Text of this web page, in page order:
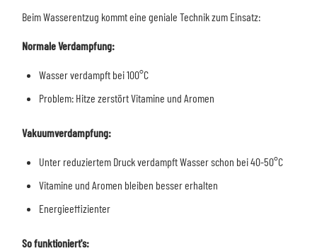
Beim Wasserentzug kommt eine geniale Technik zum Einsatz:
Normale Verdampfung:
Wasser verdampft bei 100°C
Problem: Hitze zerstört Vitamine und Aromen
Vakuumverdampfung:
Unter reduziertem Druck verdampft Wasser schon bei 40-50°C
Vitamine und Aromen bleiben besser erhalten
Energieeffizienter
So funktioniert's: